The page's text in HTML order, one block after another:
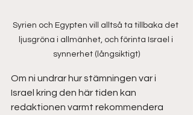
Syrien och Egypten vill alltså ta tillbaka det
ljusgröna i allmänhet, och förinta Israel i
synnerhet (långsiktigt)
Om ni undrar hur stämningen var i
Israel kring den här tiden kan
redaktionen varmt rekommendera